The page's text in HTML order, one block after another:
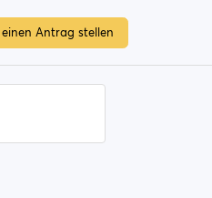
einen Antrag stellen